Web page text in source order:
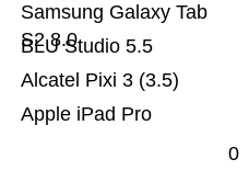
Apple iPad Pro
Alcatel Pixi 3 (3.5)
BLU Studio 5.5
Samsung Galaxy Tab
S2 8.0
0